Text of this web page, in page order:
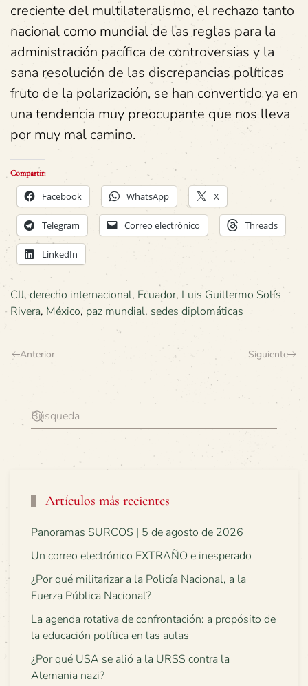
creciente del multilateralismo, el rechazo tanto
nacional como mundial de las reglas para la
administración pacífica de controversias y la
sana resolución de las discrepancias políticas
fruto de la polarización, se han convertido ya en
una tendencia muy preocupante que nos lleva
por muy mal camino.
Compartir:
Facebook WhatsApp X
Telegram Correo electrónico Threads
LinkedIn
CIJ,derecho internacional, Ecuador, Luis Guillermo Solís
Rivera, México, paz mundial, sedes diplomáticas
Anterior Siguiente
Artículos más recientes
Panoramas SURCOS | 5 de agosto de 2026
Un correo electrónico EXTRAÑO e inesperado
¿Por qué militarizar a la Policía Nacional, a la
Fuerza Pública Nacional?
La agenda rotativa de confrontación: a propósito de
la educación política en las aulas
¿Por qué USA se alió a la URSS contra la
Alemania nazi?